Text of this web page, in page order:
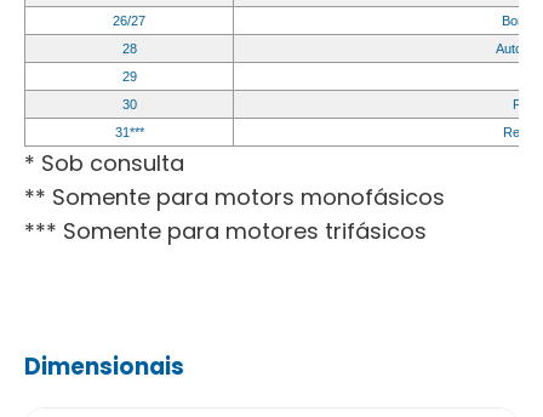
26/27
28
29
30
31***
Relê
* Sob consulta
** Somente para motors monofásicos
*** Somente para motores trifásicos
Dimensionais